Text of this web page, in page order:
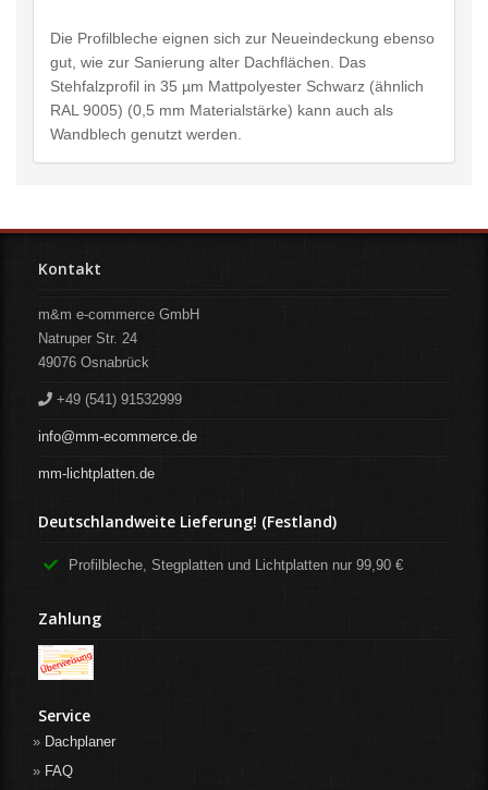
Die Profilbleche eignen sich zur Neueindeckung ebenso
gut, wie zur Sanierung alter Dachflächen. Das
Stehfalzprofil in 35 µm Mattpolyester Schwarz (ähnlich
RAL 9005) (0,5 mm Materialstärke) kann auch als
Wandblech genutzt werden.
Kontakt
m&m e-commerce GmbH
Natruper Str. 24
49076 Osnabrück
+49 (541) 91532999
info@mm-ecommerce.de
mm-lichtplatten.de
Deutschlandweite Lieferung! (Festland)
Profilbleche, Stegplatten und Lichtplatten nur 99,90 €
Zahlung
Service
Dachplaner
FAQ